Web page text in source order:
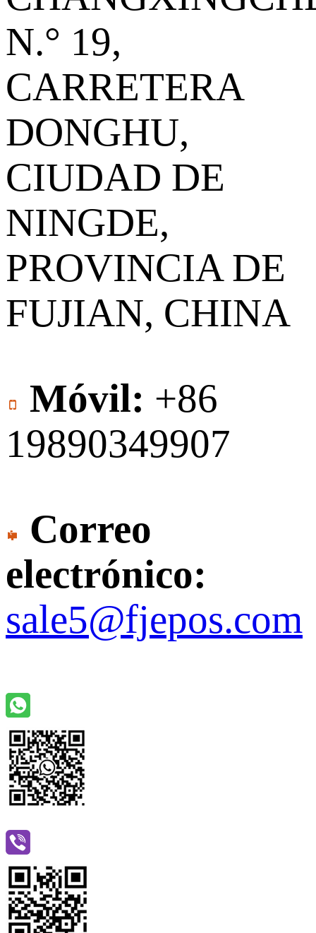
N.° 19,
CARRETERA
DONGHU,
CIUDAD DE
NINGDE,
PROVINCIA DE
FUJIAN, CHINA
Móvil: +86
19890349907
Correo
electrónico:
sale5@fjepos.com